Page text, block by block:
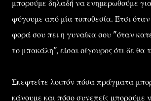
μπορούμε δηλαδή να ενημερωθούμε
φύγουμε από μία τοποθεσία. Έτσι
φορά σου πει η γυναίκα σου "όταν
το μπακάλη", είσαι σίγουρος ότι δε θα
Σκεφτείτε λοιπόν πόσα πράγματα
κάνουμε και πόσο συνεπείς μπορούμε